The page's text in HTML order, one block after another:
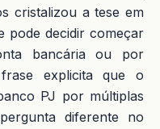
cristalizou a tese em
pode decidir começar
bancária ou por
explicita que o
PJ por múltiplas
diferente no